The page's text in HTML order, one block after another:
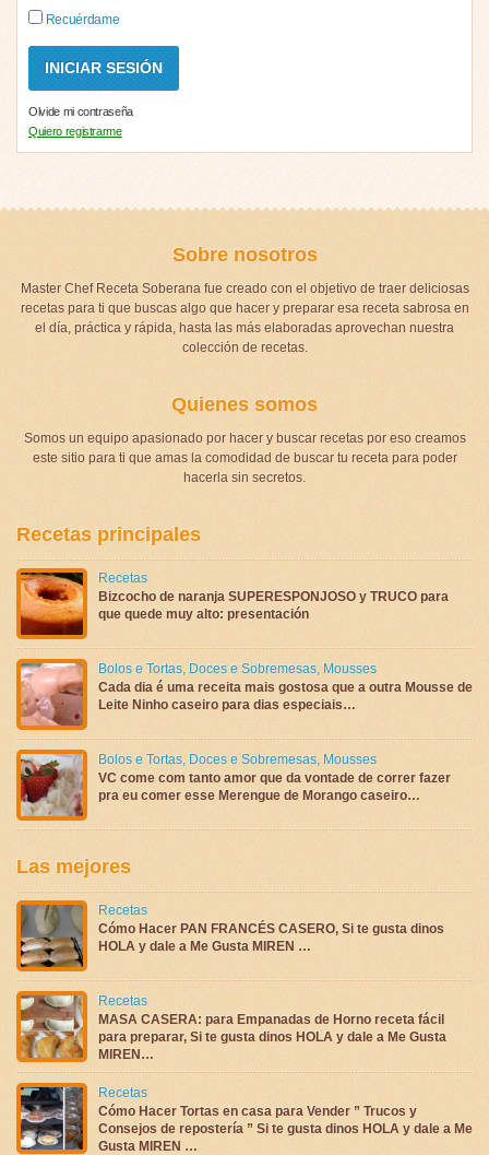
Recuérdame
Olvide mi contraseña
Quiero registrarme
Sobre nosotros
Master Chef Receta Soberana fue creado con el objetivo de traer deliciosas
recetas para ti que buscas algo que hacer y preparar esa receta sabrosa en
el día, práctica y rápida, hasta las más elaboradas aprovechan nuestra
colección de recetas.
Quienes somos
Somos un equipo apasionado por hacer y buscar recetas por eso creamos
este sitio para ti que amas la comodidad de buscar tu receta para poder
hacerla sin secretos.
Recetas principales
Recetas
Bizcocho de naranja SUPERESPONJOSO y TRUCO para
que quede muy alto: presentación
Bolos e Tortas, Doces e Sobremesas, Mousses
Cada dia é uma receita mais gostosa que a outra Mousse de
Leite Ninho caseiro para dias especiais…
Bolos e Tortas, Doces e Sobremesas, Mousses
VC come com tanto amor que da vontade de correr fazer
pra eu comer esse Merengue de Morango caseiro…
Las mejores
Recetas
Cómo Hacer PAN FRANCÉS CASERO, Si te gusta dinos
HOLA y dale a Me Gusta MIREN …
Recetas
MASA CASERA: para Empanadas de Horno receta fácil
para preparar, Si te gusta dinos HOLA y dale a Me Gusta
MIREN…
Recetas
Cómo Hacer Tortas en casa para Vender ” Trucos y
Consejos de repostería ” Si te gusta dinos HOLA y dale a Me
Gusta MIREN …